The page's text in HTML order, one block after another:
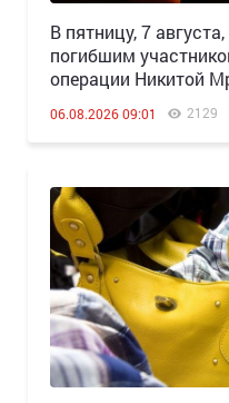
В пятницу, 7
погибшим
операции Никитой
06.08.2026 09:01 2129